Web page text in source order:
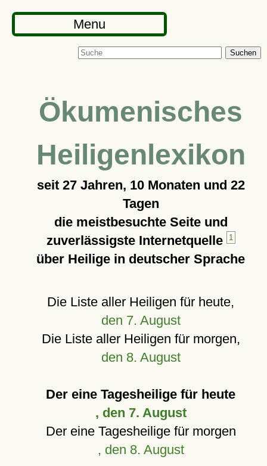
Menu
Suchen
Ökumenisches
Heiligenlexikon
seit 27 Jahren, 10 Monaten und 22
Tagen
die meistbesuchte Seite und
zuverlässigste Internetquelle
1
über Heilige in deutscher Sprache
Die Liste aller Heiligen für heute,
den 7. August
Die Liste aller Heiligen für morgen,
den 8. August
Der eine Tagesheilige für heute
, den 7. August
Der eine Tagesheilige für morgen
, den 8. August